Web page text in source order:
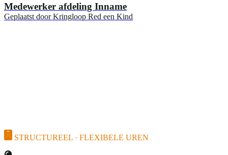
Medewerker afdeling Inname
Geplaatst door Kringloop Red een Kind
STRUCTUREEL · FLEXIBELE UREN